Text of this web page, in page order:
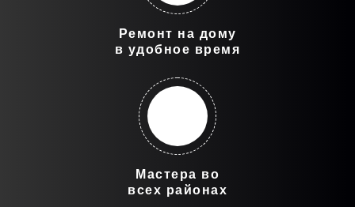
Ремонт на дому
в удобное время
Мастера во
всех районах